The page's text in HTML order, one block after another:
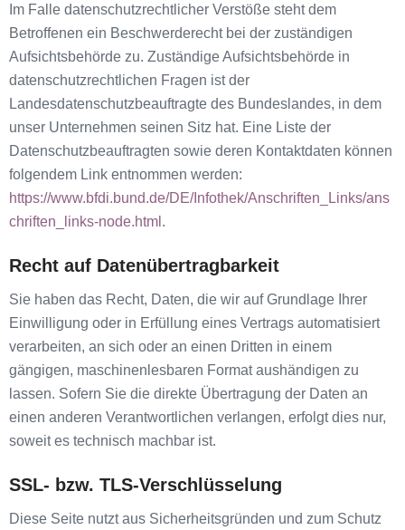
Im Falle datenschutzrechtlicher Verstöße steht dem
Betroffenen ein Beschwerderecht bei der zuständigen
Aufsichtsbehörde zu. Zuständige Aufsichtsbehörde in
datenschutzrechtlichen Fragen ist der
Landesdatenschutzbeauftragte des Bundeslandes, in dem
unser Unternehmen seinen Sitz hat. Eine Liste der
Datenschutzbeauftragten sowie deren Kontaktdaten können
folgendem Link entnommen werden:
https://www.bfdi.bund.de/DE/Infothek/Anschriften_Links/ans
chriften_links-node.html .
Recht auf Datenübertragbarkeit
Sie haben das Recht, Daten, die wir auf Grundlage Ihrer
Einwilligung oder in Erfüllung eines Vertrags automatisiert
verarbeiten, an sich oder an einen Dritten in einem
gängigen, maschinenlesbaren Format aushändigen zu
lassen. Sofern Sie die direkte Übertragung der Daten an
einen anderen Verantwortlichen verlangen, erfolgt dies nur,
soweit es technisch machbar ist.
SSL- bzw. TLS-Verschlüsselung
Diese Seite nutzt aus Sicherheitsgründen und zum Schutz